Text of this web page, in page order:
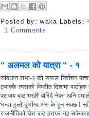
Posted by:waka Labels:
1 Comments
" अलमल को यात्रा " - १
संविधान सभा-२ को सफल निर्वाचन
ठ्याक्कै त्यसको विपरीत दिशामा
पराजय बाट भर्खरै बौरिंदै नेका अनि
भन्दा ठुलो दुर्भाग्य अरु के हुन् सक्छ !
राजनीतिको घेरा बाट हरायर गइ